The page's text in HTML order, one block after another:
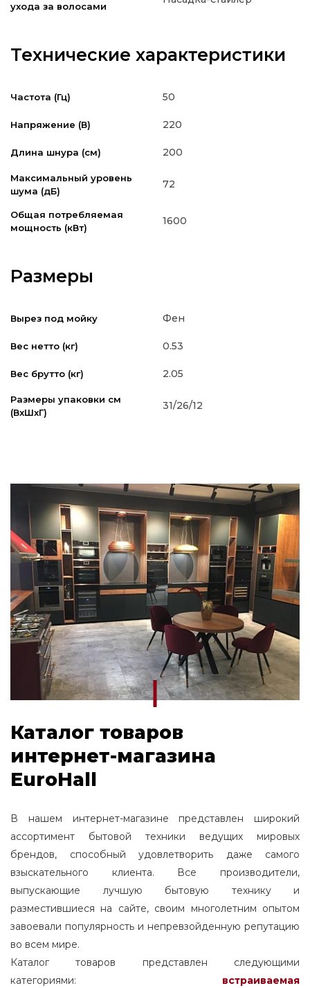
ухода за волосами
Технические характеристики
Частота (Гц) 50
Напряжение (В) 220
Длина шнура (см) 200
Максимальный уровень
шума (дБ)
72
Общая потребляемая
мощность (кВт)
1600
Размеры
Вырез под мойку Фен
Вес нетто (кг) 0.53
Вес брутто (кг) 2.05
Размеры упаковки см
(ВxШxГ)
31/26/12
Каталог товаров
интернет-магазина
EuroHall
В нашем интернет-магазине представлен широкий
ассортимент бытовой техники ведущих мировых
брендов, способный удовлетворить даже самого
взыскательного клиента. Все производители,
выпускающие лучшую бытовую технику и
разместившиеся на сайте, своим многолетним опытом
завоевали популярность и непревзойденную репутацию
во всем мире.
Каталог товаров представлен следующими
категориями: встраиваемая